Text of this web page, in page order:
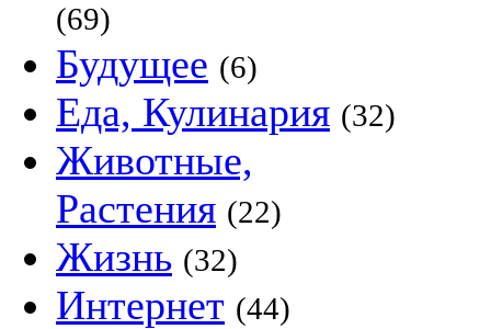
(69)
Будущее (6)
Еда, Кулинария (32)
Животные,
Растения (22)
Жизнь (32)
Интернет (44)